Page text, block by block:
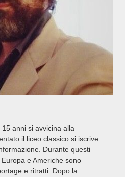
anni si avvicina alla
il liceo classico si iscrive
Durante questi
e Americhe sono
e ritratti. Dopo la